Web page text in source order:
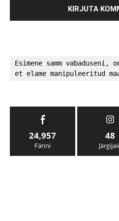
Esimene samm vabaduseni,
et elame manipuleeritud
24,957
Fänni
48